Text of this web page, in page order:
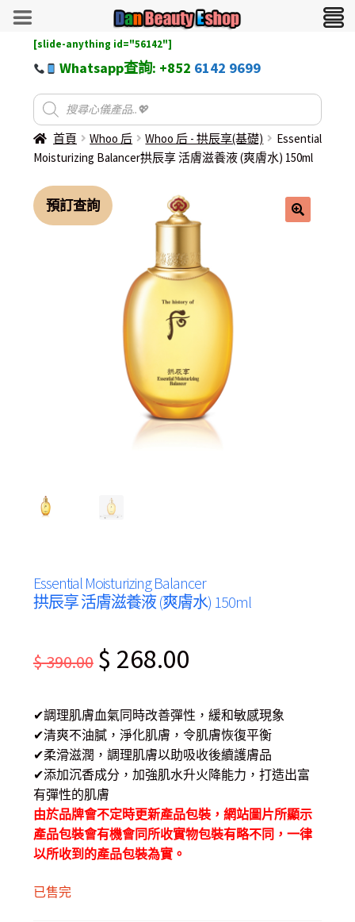
[slide-anything id="56142"]
Whatsapp查詢: +852 6142 9699
首頁 Whoo 后 Whoo 后 - 拱辰享(基礎)
Essential
Moisturizing Balancer拱辰享 活膚滋養液 (爽膚水) 150ml
預訂查詢
Essential Moisturizing Balancer
拱辰享 活膚滋養液 (爽膚水) 150ml
$390.00 Original
was:
$ 390.00.
$ 268.00
is:
$ 268.00.
✔調理肌膚血氣同時改善彈性，緩和敏感現象
✔清爽不油膩，淨化肌膚，令肌膚恢復平衡
✔柔滑滋潤，調理肌膚以助吸收後續護膚品
✔添加沉香成分，加強肌水升火降能力，打造出富
有彈性的肌膚
由於品牌會不定時更新產品包裝，網站圖片所顯示
產品包裝會有機會同所收實物包裝有略不同，一律
以所收到的產品包裝為實。
已售完